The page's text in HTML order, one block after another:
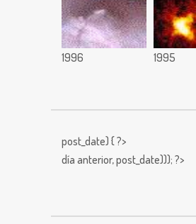
1996 1995
post_date) { ?>
día anterior,post_date))); ?>